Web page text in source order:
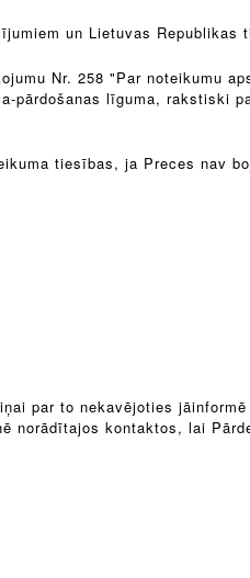
un Lietuvas Republikas
Nr. 258 "Par noteikumu
pārdošanas līguma, rakstiski
tiesības, ja Preces nav
par to nekavējoties
norādītajos kontaktos, lai